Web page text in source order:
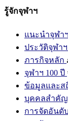
รู้จักจุฬาฯ
แนะนำจุฬาฯ
ประวัติจุฬาฯ
ภารกิจหลัก
จุฬาฯ 100 ปี
ข้อมูลและส
บุคคลสำคัญ
การจัดอันดั